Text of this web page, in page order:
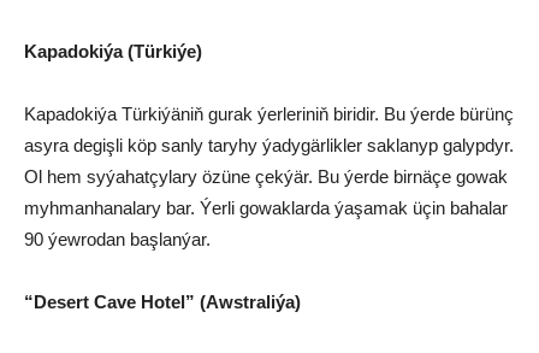
Ka­pa­do­ki­ýa­ (Tür­ki­ýe)
Ka­pa­do­ki­ýa Tür­ki­ýä­niň gu­rak ýer­le­ri­niň bi­ri­dir. Bu ýer­de bü­rünç
asy­ra de­giş­li köp san­ly ta­ry­hy ýa­dy­gär­lik­ler sak­la­nyp ga­lyp­dyr.
Ol hem sy­ýa­hat­çy­la­ry özü­ne çek­ýär. Bu ýer­de bir­nä­çe go­wak
myh­man­ha­na­la­ry bar. Ýer­li go­wak­lar­da ýa­şa­mak üçin ba­ha­lar
90 ýew­ro­dan baş­lan­ýar.
“De­sert Cave Ho­tel” (Awst­ra­li­ýa)